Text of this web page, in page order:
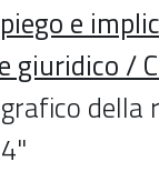
e
giuridico /
della